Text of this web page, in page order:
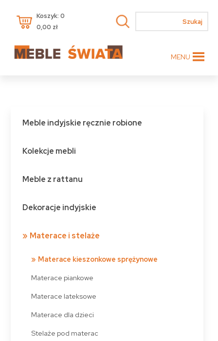
Koszyk: 0
0,00 zł
MENU
Meble indyjskie ręcznie robione
Kolekcje mebli
Meble z rattanu
Dekoracje indyjskie
Materace i stelaże
Materace kieszonkowe sprężynowe
Materace piankowe
Materace lateksowe
Materace dla dzieci
Stelaże pod materac